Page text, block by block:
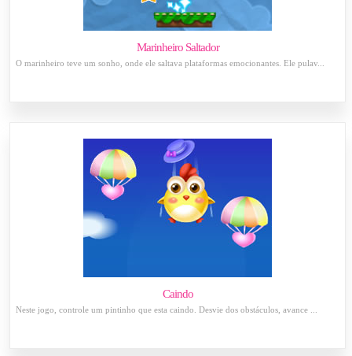
Marinheiro Saltador
O marinheiro teve um sonho, onde ele saltava plataformas emocionantes. Ele pulav...
Caindo
Neste jogo, controle um pintinho que esta caindo. Desvie dos obstáculos, avance ...